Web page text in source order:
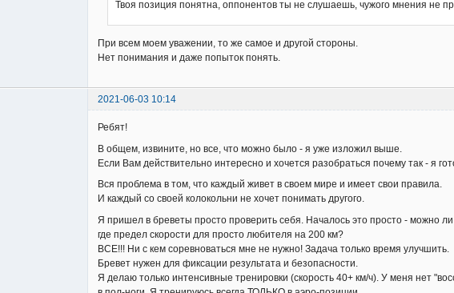
Твоя позиция понятна, оппонентов ты не слушаешь, чужого мнения не
При всем моем уважении, то же самое и другой стороны.
Нет понимания и даже попыток понять.
2021-06-03 10:14
Ребят!
В общем, извините, но все, что можно было - я уже изложил выше.
Если Вам действительно интересно и хочется разобраться почему так - я
Вся проблема в том, что каждый живет в своем мире и имеет свои правила.
И каждый со своей колокольни не хочет понимать другого.
Я пришел в бреветы просто проверить себя. Началось это просто - можно
где предел скорости для просто любителя на 200 км?
ВСЕ!!! Ни с кем соревноваться мне не нужно! Задача только время улучшить.
Бревет нужен для фиксации результата и безопасности.
Я делаю только интенсивные тренировки (скорость 40+ км/ч). У меня нет